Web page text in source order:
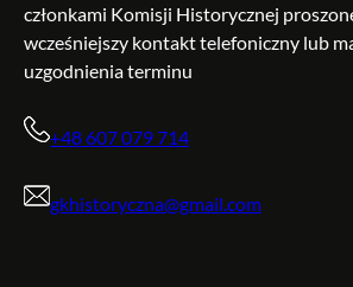
członkami Komisji Historycznej
wcześniejszy kontakt telefoniczny lub
uzgodnienia terminu
+48 607 079 714
gkhistoryczna@gmail.com